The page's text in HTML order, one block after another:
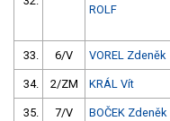
ROLF
33. 6/V VOREL Zdeněk
34. 2/ZM KRÁL Vít
35. 7/V BOČEK Zdeněk